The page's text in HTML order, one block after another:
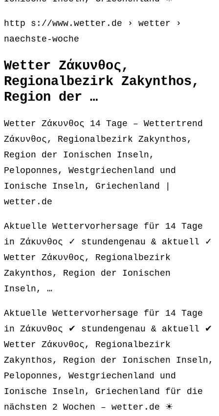
http s://www.wetter.de › wetter ›
naechste-woche
Wetter Ζάκυνθος,
Regionalbezirk Zakynthos,
Region der …
Wetter Ζάκυνθος 14 Tage – Wettertrend
Ζάκυνθος, Regionalbezirk Zakynthos,
Region der Ionischen Inseln,
Peloponnes, Westgriechenland und
Ionische Inseln, Griechenland |
wetter.de
Aktuelle Wettervorhersage für 14 Tage
in Ζάκυνθος ✓ stundengenau & aktuell ✓
Wetter Ζάκυνθος, Regionalbezirk
Zakynthos, Region der Ionischen
Inseln, …
Aktuelle Wettervorhersage für 14 Tage
in Ζάκυνθος ✔ stundengenau & aktuell ✔
Wetter Ζάκυνθος, Regionalbezirk
Zakynthos, Region der Ionischen Inseln,
Peloponnes, Westgriechenland und
Ionische Inseln, Griechenland für die
nächsten 2 Wochen – wetter.de ☀